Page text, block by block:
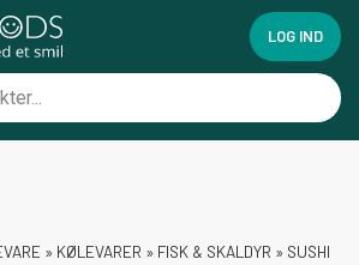
LOG IND
» KØLEVARER » FISK & SKALDYR » SUSHI